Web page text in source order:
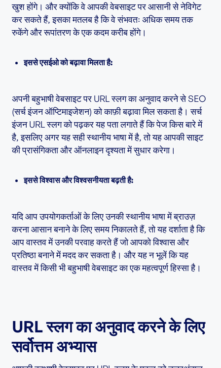
खुश होंगे। और क्योंकि वे आपकी वेबसाइट पर आसानी से नेविगेट
कर सकते हैं, इसका मतलब है कि वे संभवतः अधिक समय तक
रुकेंगे और रूपांतरण के एक कदम करीब होंगे।
इससे एसईओ को बढ़ावा मिलता है:
अपनी बहुभाषी वेबसाइट पर URL स्लग का अनुवाद करने से SEO
(सर्च इंजन ऑप्टिमाइजेशन) को काफ़ी बढ़ावा मिल सकता है। सर्च
इंजन URL स्लग को पढ़कर यह पता लगाते हैं कि पेज किस बारे में
है, इसलिए अगर यह सही स्थानीय भाषा में है, तो यह आपकी साइट
की प्रासंगिकता और ऑनलाइन दृश्यता में सुधार करेगा।
इससे विश्वास और विश्वसनीयता बढ़ती है:
यदि आप उपयोगकर्ताओं के लिए उनकी स्थानीय भाषा में ब्राउज़
करना आसान बनाने के लिए समय निकालते हैं, तो यह दर्शाता है कि
आप वास्तव में उनकी परवाह करते हैं जो आपको विश्वास और
प्रतिष्ठा बनाने में मदद कर सकता है। और यह न भूलें कि यह
वास्तव में किसी भी बहुभाषी वेबसाइट का एक महत्वपूर्ण हिस्सा है।
URL स्लग का अनुवाद करने के लिए
सर्वोत्तम अभ्यास